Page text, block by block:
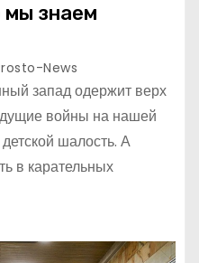
мы знаем
News
запад одержит верх
войны на нашей
шалость. А
в карательных